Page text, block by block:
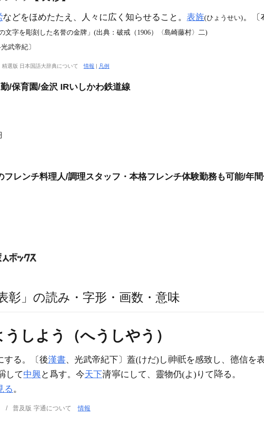
などをほめたたえ、人々に広く知らせること。 表旌(ひょうせい)。〔
文字を彫刻した名誉の金牌」(出典：破戒（1906）〈島崎藤村〉二)
武帝紀〕
精選版 日本国語大辞典について情報 | 凡例
/保育園/金沢 IRいしかわ鉄道線
フレンチ料理人/調理スタッフ・本格フレンチ体験勤務も可能/年
彰」の読み・字形・画数・意味
うしよう（へうしやう）
する。〔後漢書、光武帝紀下〕蓋(けだ)し を感致し、 信を
して中興と爲す。今天下 にして、靈物仍(よ)りて
る。
る。
普及版 字通について情報